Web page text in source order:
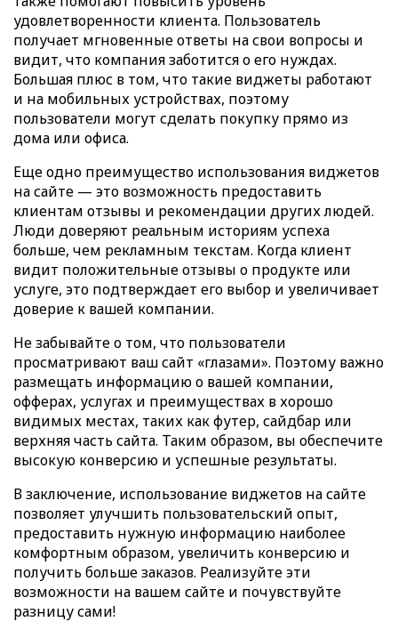
удовлетворенности клиента. Пользователь
получает мгновенные ответы на свои вопросы и
видит, что компания заботится о его нуждах.
Большая плюс в том, что такие виджеты работают
и на мобильных устройствах, поэтому
пользователи могут сделать покупку прямо из
дома или офиса.
Еще одно преимущество использования виджетов
на сайте — это возможность предоставить
клиентам отзывы и рекомендации других людей.
Люди доверяют реальным историям успеха
больше, чем рекламным текстам. Когда клиент
видит положительные отзывы о продукте или
услуге, это подтверждает его выбор и увеличивает
доверие к вашей компании.
Не забывайте о том, что пользователи
просматривают ваш сайт «глазами». Поэтому важно
размещать информацию о вашей компании,
офферах, услугах и преимуществах в хорошо
видимых местах, таких как футер, сайдбар или
верхняя часть сайта. Таким образом, вы обеспечите
высокую конверсию и успешные результаты.
В заключение, использование виджетов на сайте
позволяет улучшить пользовательский опыт,
предоставить нужную информацию наиболее
комфортным образом, увеличить конверсию и
получить больше заказов. Реализуйте эти
возможности на вашем сайте и почувствуйте
разницу сами!